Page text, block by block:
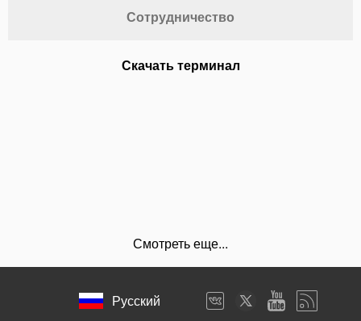
Сотрудничество
Скачать терминал
Смотреть еще...
Русский